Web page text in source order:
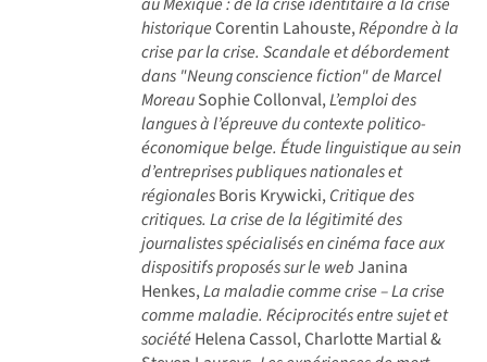
historiqueCorentin Lahouste,Répondre à la
crise par la crise. Scandale et débordement
dans "Neung conscience fiction" de Marcel
MoreauSophie Collonval,L’emploi des
langues à l’épreuve du contexte politico-
économique belge. Étude linguistique au sein
d’entreprises publiques nationales et
régionalesBoris Krywicki,Critique des
critiques. La crise de la légitimité des
journalistes spécialisés en cinéma face aux
dispositifs proposés sur le webJanina
Henkes,La maladie comme crise – La crise
comme maladie. Réciprocités entre sujet et
sociétéHelena Cassol, Charlotte Martial &